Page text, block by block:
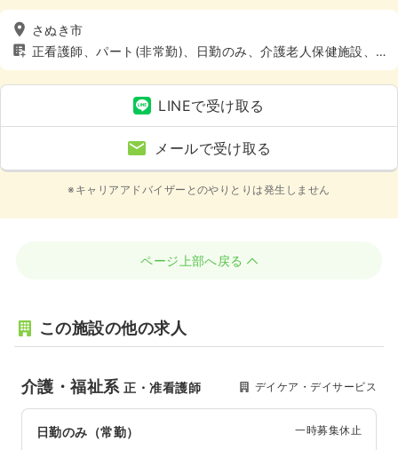
さぬき市
正看護師、パート(非常勤)、日勤のみ、介護老人保健施設、
介護・福祉系、4週8休以上
LINEで受け取る
メールで受け取る
※キャリアアドバイザーとのやりとりは発生しません
ページ上部へ戻る
この施設の他の求人
介護・福祉系正・准看護師 デイケア・デイサービス
日勤のみ（常勤） 一時募集休止